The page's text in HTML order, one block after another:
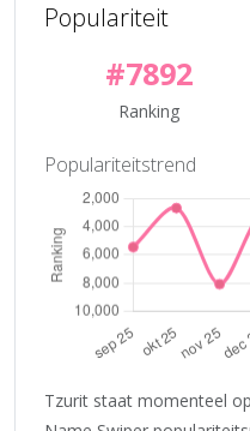
Populariteit
#7892
Ranking
Populariteitstrend
Tzurit staat momenteel